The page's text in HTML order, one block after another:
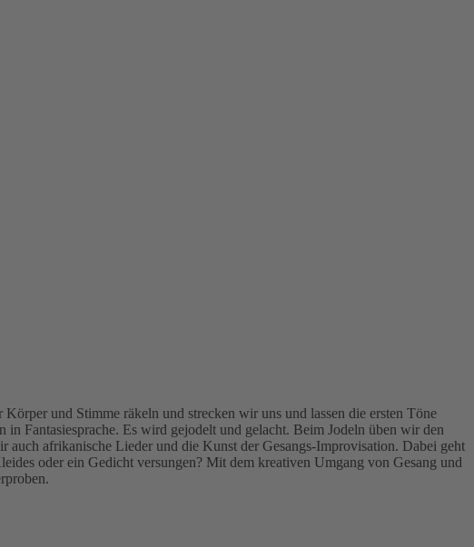
und Stimme räkeln und strecken wir uns und lassen die ersten Töne
Fantasiesprache. Es wird gejodelt und gelacht. Beim Jodeln üben wir den
afrikanische Lieder und die Kunst der Gesangs-Improvisation. Dabei geht
oder ein Gedicht versungen? Mit dem kreativen Umgang von Gesang und